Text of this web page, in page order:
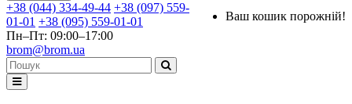
Ваш кошик порожній!
+38 (044) 334-49-44 +38 (097) 559-
01-01 +38 (095) 559-01-01
Пн–Пт: 09:00–17:00
brom@brom.ua